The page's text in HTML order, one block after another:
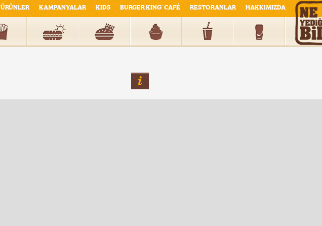
ÜRÜNLER KAMPANYALAR KIDS BURGER KING® CAFÉ RESTORANLAR HAKKIMIZDA